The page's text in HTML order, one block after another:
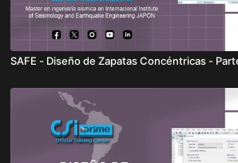
SAFE - Diseño de Zapatas Concéntricas -